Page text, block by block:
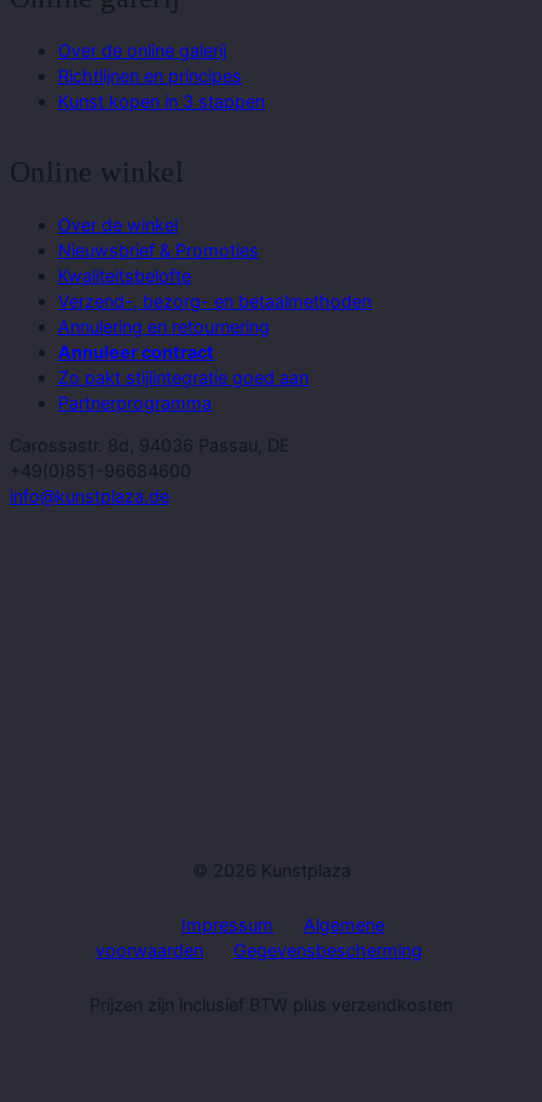
Over de online galerij
Richtlijnen en principes
Kunst kopen in 3 stappen
Online winkel
Over de winkel
Nieuwsbrief & Promoties
Kwaliteitsbelofte
Verzend-, bezorg- en betaalmethoden
Annulering en retournering
Annuleer contract
Zo pakt stijlintegratie goed aan
Partnerprogramma
Carossastr. 8d, 94036 Passau, DE
+49(0)851-96684600
info@kunstplaza.de
© 2026 Kunstplaza
Impressum
Algemene
voorwaarden
Gegevensbescherming
Prijzen zijn inclusief BTW plus verzendkosten